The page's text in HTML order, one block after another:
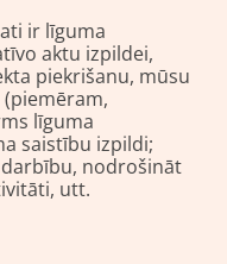
ir līguma
aktu izpildei,
piekrišanu, mūsu
līguma
saistību izpildi;
nodrošināt
utt.